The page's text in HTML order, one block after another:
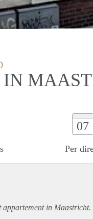
07
Per
appartementin Maastricht.